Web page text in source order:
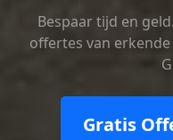
Bespaar tijd en
offertes van
Gratis